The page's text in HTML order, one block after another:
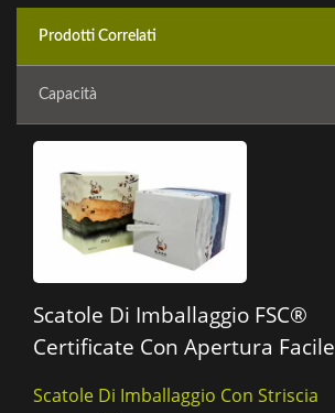
Prodotti Correlati
Capacità
Scatole Di Imballaggio FSC®
Certificate Con Apertura Facile
Scatole Di Imballaggio Con Striscia